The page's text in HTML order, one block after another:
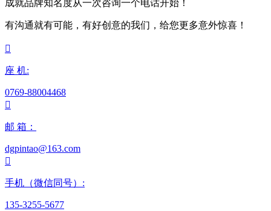
成就品牌知名度从一次咨询一个电话开始！
有沟通就有可能，有好创意的我们，给您更多意外惊喜！

座 机:
0769-88004468

邮 箱：
dgpintao@163.com

手机（微信同号）:
135-3255-5677